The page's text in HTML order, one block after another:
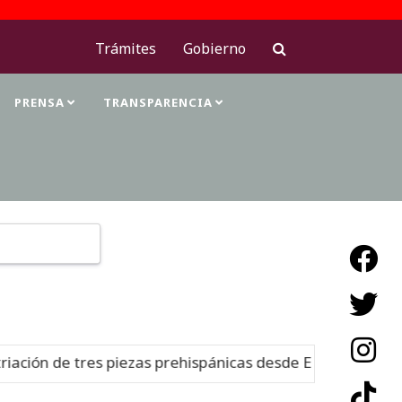
Trámites
Gobierno
PRENSA TRANSPARENCIA
de tres piezas prehispánicas desde Estados Unidos